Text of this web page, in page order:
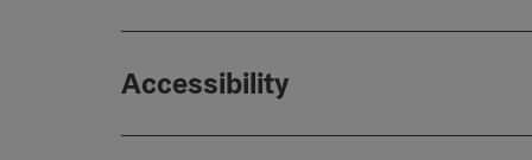
Accessibility